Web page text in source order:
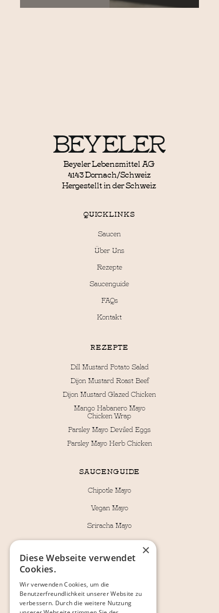
Beyeler Lebensmittel AG
4143 Dornach/Schweiz
Hergestellt in der Schweiz
QUICKLINKS
Saucen
Über Uns
Rezepte
Saucenguide
FAQs
Kontakt
REZEPTE
Dill Mustard Potato Salad
Dijon Mustard Roast Beef
Dijon Mustard Glazed Chicken
Mango Habanero Mayo
Chicken Wrap
Parsley Mayo Deviled Eggs
Parsley Mayo Herb Chicken
SAUCENGUIDE
Chipotle Mayo
Vegan Mayo
Sriracha Mayo
Wasabi Mayo
Dijon Mustard
RECHTLICHES
×
Diese Webseite verwendet
Cookies.
Wir verwenden Cookies, um die
Benutzerfreundlichkeit unserer Website zu
verbessern. Durch die weitere Nutzung